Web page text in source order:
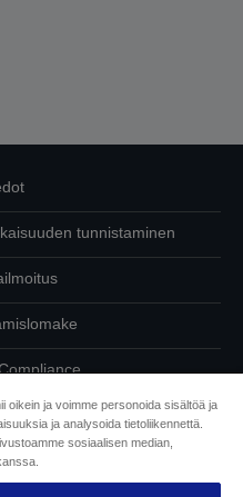
tunnistaminen
tiedoistasi
oikein ja voimme personoida sisältöä ja
ja analysoida tietoliikennettä.
sosiaalisen median,